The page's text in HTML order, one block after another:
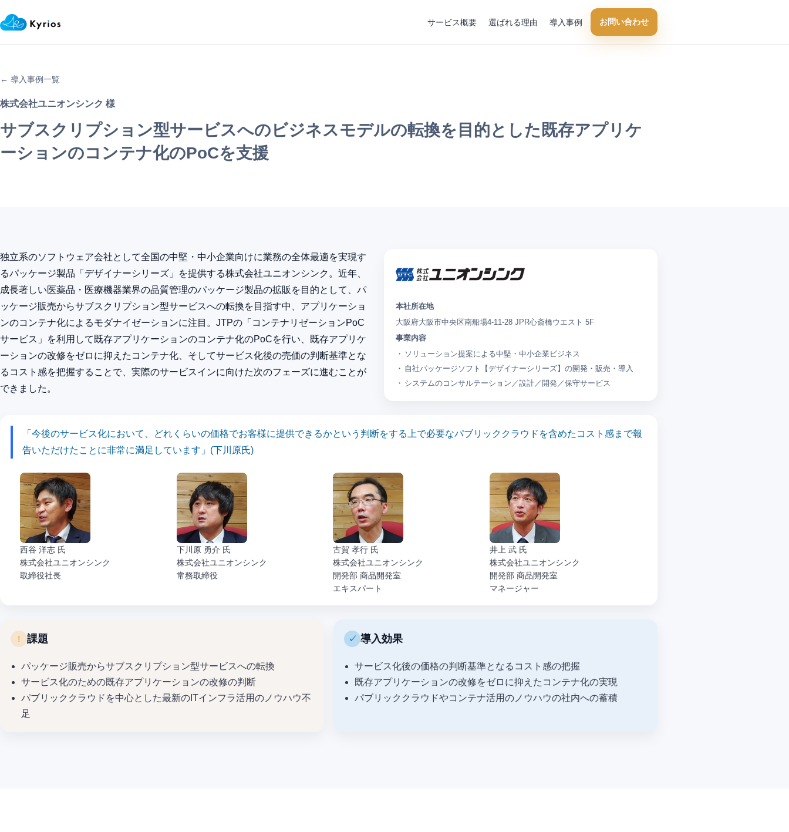
サービス概要 選ばれる理由 導入事例 お問い合わせ
← 導入事例一覧
株式会社ユニオンシンク 様
サブスクリプション型サービスへのビジネスモデルの転換を目的とした既存アプリケ
ーションのコンテナ化のPoCを支援
独立系のソフトウェア会社として全国の中堅・中小企業向けに業務の全体最適を実現す
るパッケージ製品「デザイナーシリーズ」を提供する株式会社ユニオンシンク。近年、
成長著しい医薬品・医療機器業界の品質管理のパッケージ製品の拡販を目的として、パ
ッケージ販売からサブスクリプション型サービスへの転換を目指す中、アプリケーショ
ンのコンテナ化によるモダナイゼーションに注目。JTPの「コンテナリゼーションPoC
サービス」を利用して既存アプリケーションのコンテナ化のPoCを行い、既存アプリケ
ーションの改修をゼロに抑えたコンテナ化、そしてサービス化後の売価の判断基準とな
るコスト感を把握することで、実際のサービスインに向けた次のフェーズに進むことが
できました。
本社所在地
大阪府大阪市中央区南船場4-11-28 JPR心斎橋ウエスト 5F
事業内容
ソリューション提案による中堅・中小企業ビジネス
自社パッケージソフト【デザイナーシリーズ】の開発・販売・導入
システムのコンサルテーション／設計／開発／保守サービス
「今後のサービス化において、どれくらいの価格でお客様に提供できるかという判断をする上で必要なパブリッククラウドを含めたコスト感まで報
告いただけたことに非常に満足しています」 (下川原氏)
西谷 洋志 氏
株式会社ユニオンシンク
取締役社長
下川原 勇介 氏
株式会社ユニオンシンク
常務取締役
古賀 孝行 氏
株式会社ユニオンシンク
開発部 商品開発室
エキスパート
井上 武 氏
株式会社ユニオンシンク
開発部 商品開発室
マネージャー
課題
パッケージ販売からサブスクリプション型サービスへの転換
サービス化のための既存アプリケーションの改修の判断
パブリッククラウドを中心とした最新のITインフラ活用のノウハウ不
足
導入効果
サービス化後の価格の判断基準となるコスト感の把握
既存アプリケーションの改修をゼロに抑えたコンテナ化の実現
パブリッククラウドやコンテナ活用のノウハウの社内への蓄積